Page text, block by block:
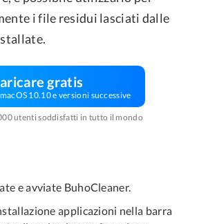
i file residui lasciati dalle
gratis
10.10 e versioni successive
utenti soddisfatti in tutto il mondo
e avviate BuhoCleaner.
applicazioni nella barra